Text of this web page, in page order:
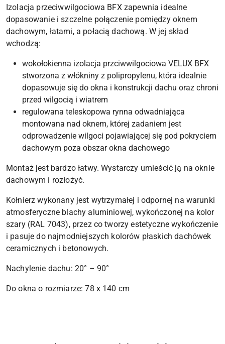
Izolacja przeciwwilgociowa BFX zapewnia idealne
dopasowanie i szczelne połączenie pomiędzy oknem
dachowym, łatami, a połacią dachową. W jej skład
wchodzą:
wokołokienna izolacja przciwwilgociowa VELUX BFX
stworzona z włókniny z polipropylenu, która idealnie
dopasowuje się do okna i konstrukcji dachu oraz chroni
przed wilgocią i wiatrem
regulowana teleskopowa rynna odwadniająca
montowana nad oknem, której zadaniem jest
odprowadzenie wilgoci pojawiającej się pod pokryciem
dachowym poza obszar okna dachowego
Montaż jest bardzo łatwy. Wystarczy umieścić ją na oknie
dachowym i rozłożyć.
Kołnierz wykonany jest wytrzymałej i odpornej na warunki
atmosferyczne blachy aluminiowej, wykończonej na kolor
szary (RAL 7043), przez co tworzy estetyczne wykończenie
i pasuje do najmodniejszych kolorów płaskich dachówek
ceramicznych i betonowych.
Nachylenie dachu: 20° – 90°
Do okna o rozmiarze: 78 x 140 cm